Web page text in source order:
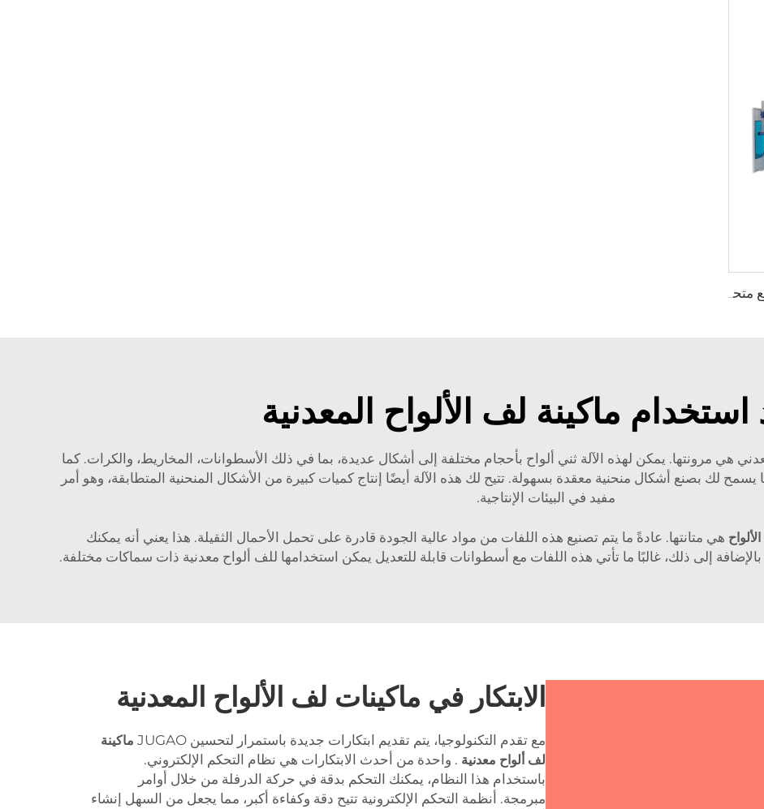
استخدام ماكينة لف الألواح المعدنية
هي مرونتها. يمكن لهذه الآلة ثني ألواح بأحجام مختلفة إلى أشكال عديدة، بما في ذلك الأسطوانات، المخاريط، والكرات. كما
يسمح لك بصنع أشكال منحنية معقدة بسهولة. تتيح لك هذه الآلة أيضًا إنتاج كميات كبيرة من الأشكال المنحنية المتطابقة، وهو أمر
مفيد في البيئات الإنتاجية.
هي متانتها. عادةً ما يتم تصنيع هذه اللفات من مواد عالية الجودة قادرة على تحمل الأحمال الثقيلة. هذا يعني أنه يمكنك
إلى ذلك، غالبًا ما تأتي هذه اللفات مع أسطوانات قابلة للتعديل يمكن استخدامها للف ألواح معدنية ذات سماكات مختلفة.
الابتكار في ماكينات لف الألواح المعدنية
مع تقدم التكنولوجيا، يتم تقديم ابتكارات جديدة باستمرار لتحسين JUGAO
ماكينة
لف ألواح معدنية . واحدة من أحدث الابتكارات هي نظام التحكم الإلكتروني.
باستخدام هذا النظام، يمكنك التحكم بدقة في حركة الدرفلة من خلال أوامر
مبرمجة. أنظمة التحكم الإلكترونية تتيح دقة وكفاءة أكبر، مما يجعل من السهل إنشاء